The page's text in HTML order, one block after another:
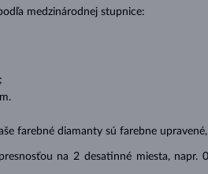
medzinárodnej stupnice:
farebné diamanty sú farebne
na 2 desatinné miesta, napr.